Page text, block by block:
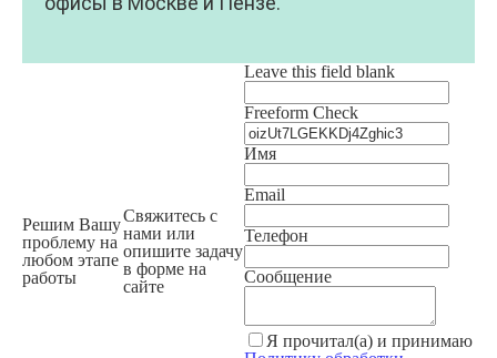
Решим Вашу
проблему на
любом этапе
работы
Свяжитесь с
нами или
опишите задачу
в форме на
сайте
Leave this field blank
Freeform Check
Имя
Email
Телефон
Сообщение
Я прочитал(а) и принимаю